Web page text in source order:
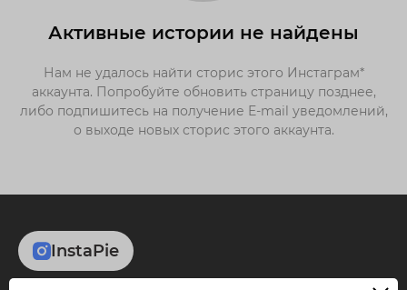
Активные истории не найдены
Нам не удалось найти сторис этого Инстаграм*
аккаунта. Попробуйте обновить страницу позднее,
либо подпишитесь на получение E-mail уведомлений,
о выходе новых сторис этого аккаунта.
InstaPie